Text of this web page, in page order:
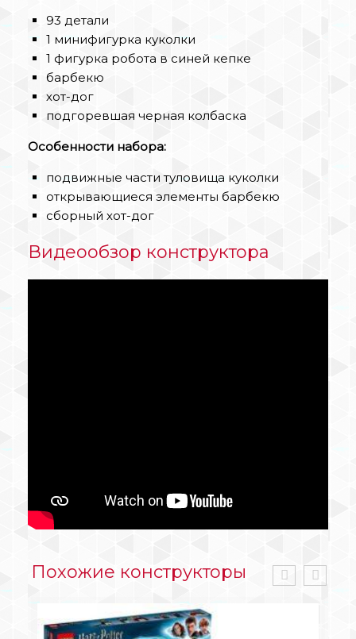
93 детали
1 минифигурка куколки
1 фигурка робота в синей кепке
барбекю
хот-дог
подгоревшая черная колбаска
Особенности набора:
подвижные части туловища куколки
открывающиеся элементы барбекю
сборный хот-дог
Видеообзор конструктора
Похожие конструкторы